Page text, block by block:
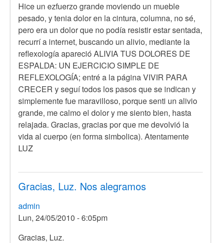
Hice un ezfuerzo grande moviendo un mueble
pesado, y tenia dolor en la cintura, columna, no sé,
pero era un dolor que no podía resistir estar sentada,
recurrí a internet, buscando un alivio, mediante la
reflexología apareció ALIVIA TUS DOLORES DE
ESPALDA: UN EJERCICIO SIMPLE DE
REFLEXOLOGÍA; entré a la página VIVIR PARA
CRECER y seguí todos los pasos que se indican y
simplemente fue maravilloso, porque senti un alivio
grande, me calmo el dolor y me siento bien, hasta
relajada. Gracias, gracias por que me devolvió la
vida al cuerpo (en forma simbolica). Atentamente
LUZ
Gracias, Luz. Nos alegramos
admin
Lun, 24/05/2010 - 6:05pm
En
Gracias, Luz.